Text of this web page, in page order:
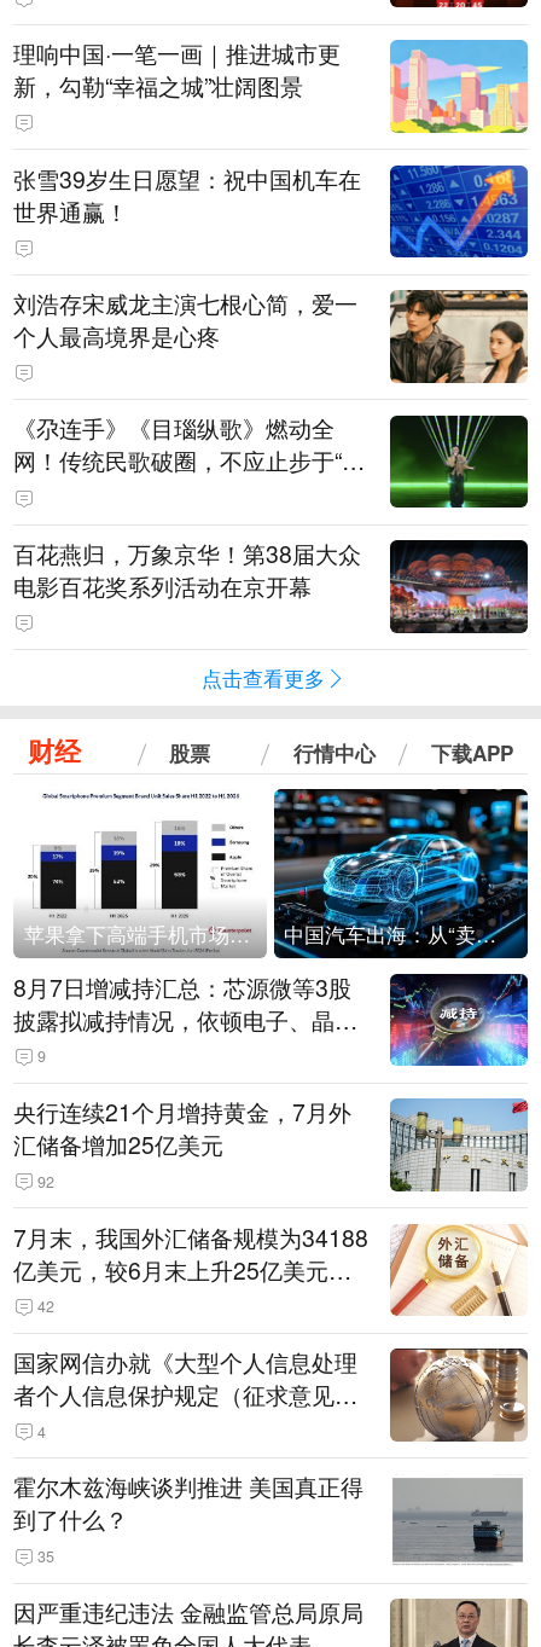
理响中国·一笔一画｜推进城市更
新，勾勒“幸福之城”壮阔图景
张雪39岁生日愿望：祝中国机车在
世界通赢！
刘浩存宋威龙主演七根心简，爱一
个人最高境界是心疼
《尕连手》《目瑙纵歌》燃动全
网！传统民歌破圈，不应止步于“上
头”
百花燕归，万象京华！第38届大众
电影百花奖系列活动在京开幕
点击查看更多
财经 股票 行情中心 下载APP
苹果拿下高端手机市场65%的份额：iPhone 17系列功不可没 中国汽车出海：从“卖出去”到“走进去”
8月7日增减持汇总：芯源微等3股
披露拟减持情况，依顿电子、晶华
微拟增持（表）
9
央行连续21个月增持黄金，7月外
汇储备增加25亿美元
92
7月末，我国外汇储备规模为34188
亿美元，较6月末上升25亿美元，
升幅为0.07%
42
国家网信办就《大型个人信息处理
者个人信息保护规定（征求意见
稿）》公开征求意见
4
霍尔木兹海峡谈判推进 美国真正得
到了什么？
35
因严重违纪违法 金融监管总局原局